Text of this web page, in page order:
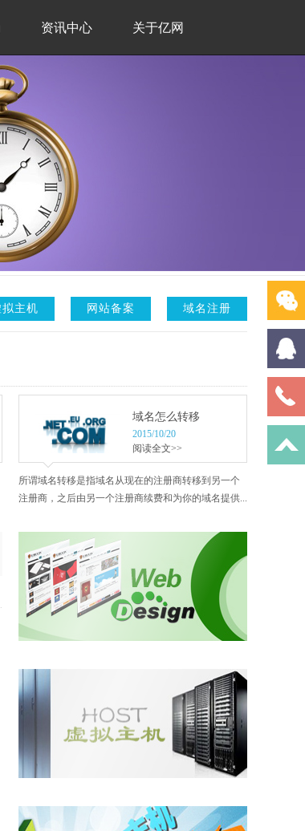
资讯中心 关于亿网
域名注册
网站备案
拟主机
域名怎么转移
2015/10/20
阅读全文>>
所谓域名转移是指域名从现在的注册商转移到另一个
注册商，之后由另一个注册商续费和为你的域名提供...